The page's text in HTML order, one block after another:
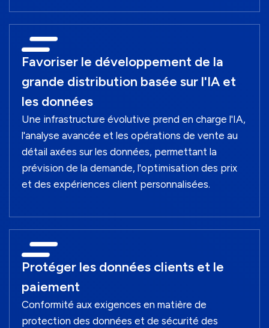
Favoriser le développement de la
grande distribution basée sur l'IA et
les données
Une infrastructure évolutive prend en charge l'IA,
l'analyse avancée et les opérations de vente au
détail axées sur les données, permettant la
prévision de la demande, l'optimisation des prix
et des expériences client personnalisées.
Protéger les données clients et le
paiement
Conformité aux exigences en matière de
protection des données et de sécurité des